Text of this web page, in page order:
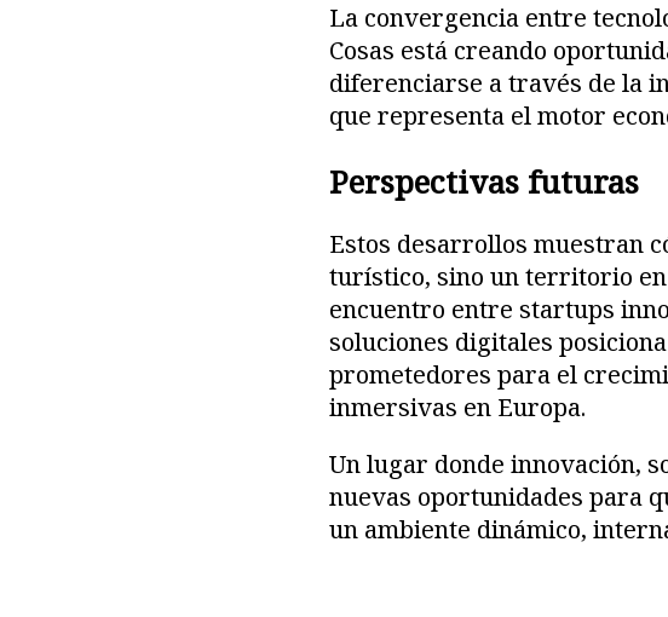
La convergencia entre
Cosas está creando
diferenciarse a través de la
que representa el motor
Perspectivas futuras
Estos desarrollos muestran
turístico, sino un territorio
encuentro entre startups
soluciones digitales
prometedores para el
inmersivas en Europa.
Un lugar donde innovación,
nuevas oportunidades para
un ambiente dinámico,